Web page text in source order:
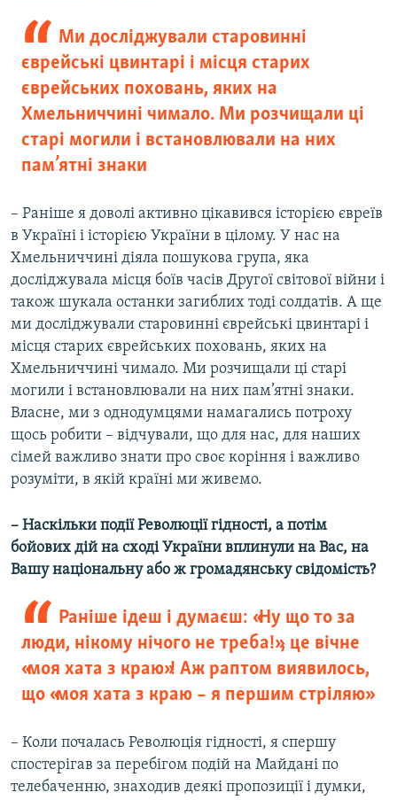
Ми досліджували старовинні
єврейські цвинтарі і місця старих
єврейських поховань, яких на
Хмельниччині чимало. Ми розчищали ці
старі могили і встановлювали на них
пам’ятні знаки
– Раніше я доволі активно цікавився історією євреїв
в Україні і історією України в цілому. У нас на
Хмельниччині діяла пошукова група, яка
досліджувала місця боїв часів Другої світової війни і
також шукала останки загиблих тоді солдатів. А ще
ми досліджували старовинні єврейські цвинтарі і
місця старих єврейських поховань, яких на
Хмельниччині чимало. Ми розчищали ці старі
могили і встановлювали на них пам’ятні знаки.
Власне, ми з однодумцями намагались потроху
щось робити – відчували, що для нас, для наших
сімей важливо знати про своє коріння і важливо
розуміти, в якій країні ми живемо.
– Наскільки події Революції гідності, а потім
бойових дій на сході України вплинули на Вас, на
Вашу національну або ж громадянську свідомість?
Раніше ідеш і думаєш: «Ну що то за
люди, нікому нічого не треба!», це вічне
«моя хата з краю»! Аж раптом виявилось,
що «моя хата з краю – я першим стріляю»
– Коли почалась Революція гідності, я спершу
спостерігав за перебігом подій на Майдані по
телебаченню, знаходив деякі пропозиції і думки,